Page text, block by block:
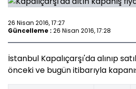
26 Nisan 2016, 17:27
Güncelleme : 26 Nisan 2016, 17:28
İstanbul Kapalıçarşı'da alınıp
önceki ve bugün itibarıyla